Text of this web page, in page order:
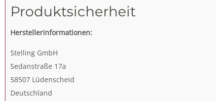
Produktsicherheit
Herstellerinformationen:
Stelling GmbH
Sedanstraße 17a
58507 Lüdenscheid
Deutschland